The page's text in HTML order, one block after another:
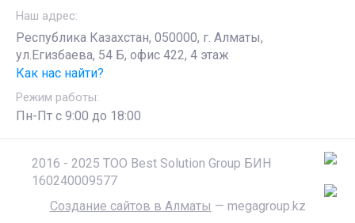
Наш адрес:
Республика Казахстан, 050000, г. Алматы,
ул.Егизбаева, 54 Б, офис 422, 4 этаж
Как нас найти?
Режим работы:
Пн-Пт c 9:00 до 18:00
2016 - 2025 ТОО Best Solution Group БИН
160240009577
Создание сайтов в Алматы — megagroup.kz